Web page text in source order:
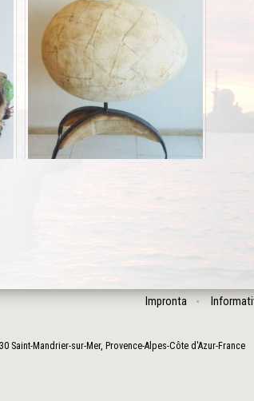
Impronta
Saint-Mandrier-sur-Mer, Provence-Alpes-Côte d'Azur-France